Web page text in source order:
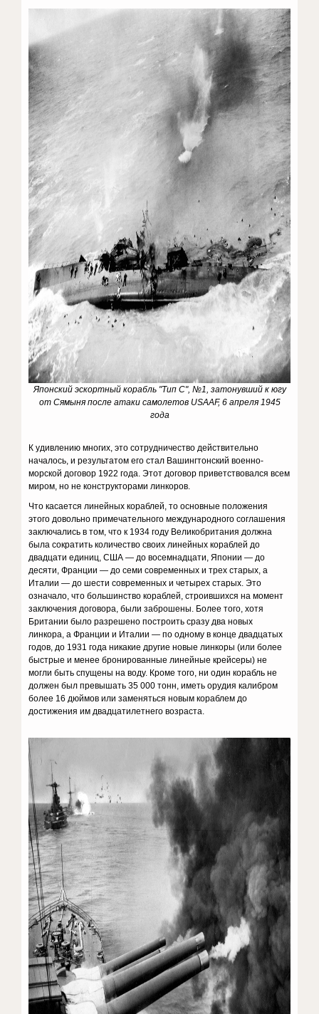
Японский эскортный корабль "Тип C", №1, затонувший к югу
от Сямыня после атаки самолетов USAAF, 6 апреля 1945
года
К удивлению многих, это сотрудничество действительно
началось, и результатом его стал Вашингтонский военно-
морской договор 1922 года. Этот договор приветствовался всем
миром, но не конструкторами линкоров.
Что касается линейных кораблей, то основные положения
этого довольно примечательного международного соглашения
заключались в том, что к 1934 году Великобритания должна
была сократить количество своих линейных кораблей до
двадцати единиц, США — до восемнадцати, Японии — до
десяти, Франции — до семи современных и трех старых, а
Италии — до шести современных и четырех старых. Это
означало, что большинство кораблей, строившихся на момент
заключения договора, были заброшены. Более того, хотя
Британии было разрешено построить сразу два новых
линкора, а Франции и Италии — по одному в конце двадцатых
годов, до 1931 года никакие другие новые линкоры (или более
быстрые и менее бронированные линейные крейсеры) не
могли быть спущены на воду. Кроме того, ни один корабль не
должен был превышать 35 000 тонн, иметь орудия калибром
более 16 дюймов или заменяться новым кораблем до
достижения им двадцатилетнего возраста.